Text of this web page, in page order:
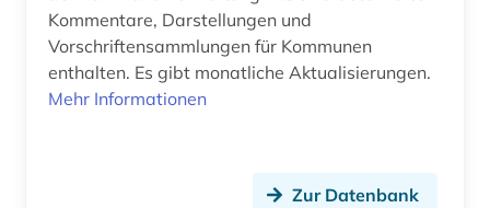
arbeitsmedizin (1)
arbeitsrecht (67)
Malta (1)
Mecklenburg-Vorpommern (2)
Kommentare, Darstellungen und
Vorschriftensammlungen für Kommunen
enthalten. Es gibt monatliche Aktualisierungen.
Mehr Informationen
Zur Datenbank